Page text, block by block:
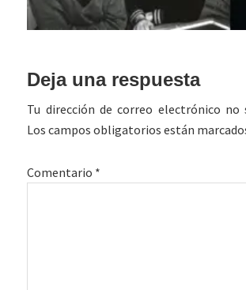
Interacciones
con
los
Deja una respuesta
Tu dirección de correo electrónico no
Los campos obligatorios están
Comentario *